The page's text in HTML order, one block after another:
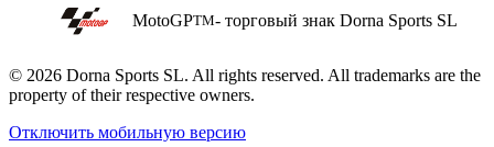
MotoGPTM- торговый знак Dorna Sports SL
© 2026 Dorna Sports SL. All rights reserved. All trademarks are the
property of their respective owners.
Отключить мобильную версию